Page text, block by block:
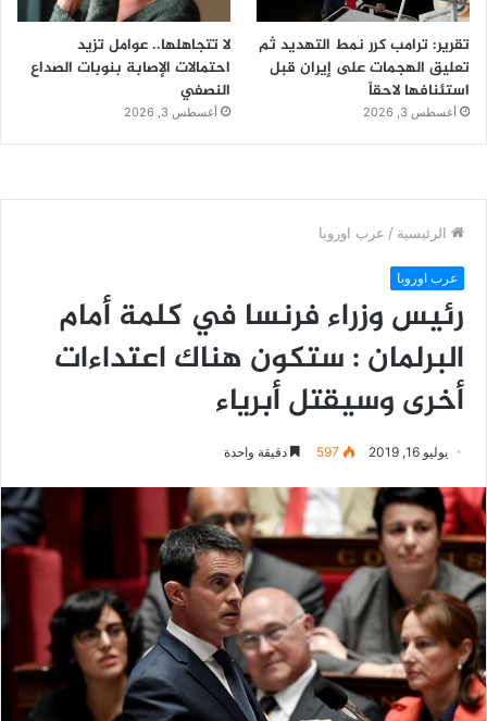
تقرير: ترامب كرر نمط التهديد ثم
تعليق الهجمات على إيران قبل
استئنافها لاحقاً
أغسطس 3, 2026
لا تتجاهلها.. عوامل تزيد
احتمالات الإصابة بنوبات الصداع
النصفي
أغسطس 3, 2026